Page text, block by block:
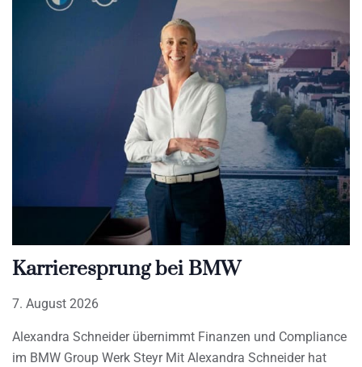
Karrieresprung bei BMW
7. August 2026
Alexandra Schneider übernimmt Finanzen und Compliance
im BMW Group Werk Steyr Mit Alexandra Schneider hat